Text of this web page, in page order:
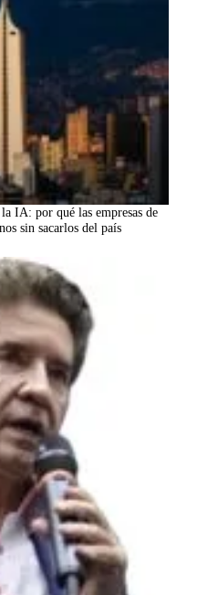
IA: por qué las empresas de
sin sacarlos del país